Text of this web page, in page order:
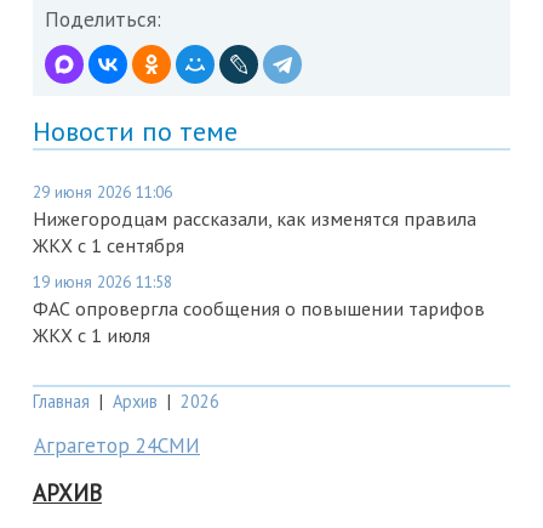
Поделиться:
Новости по теме
29 июня 2026 11:06
Нижегородцам рассказали, как изменятся правила
ЖКХ с 1 сентября
19 июня 2026 11:58
ФАС опровергла сообщения о повышении тарифов
ЖКХ с 1 июля
Главная | Архив | 2026
Аграгетор 24СМИ
АРХИВ